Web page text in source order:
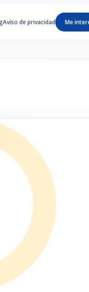
Aviso de privacidad Me